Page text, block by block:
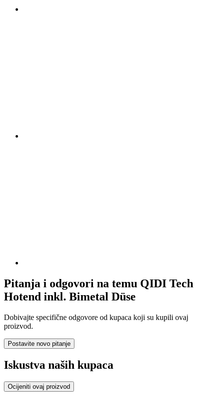
Pitanja i odgovori na temu QIDI Tech
Hotend inkl. Bimetal Düse
Dobivajte specifične odgovore od kupaca koji su kupili ovaj
proizvod.
Postavite novo pitanje
Iskustva naših kupaca
Ocijeniti ovaj proizvod